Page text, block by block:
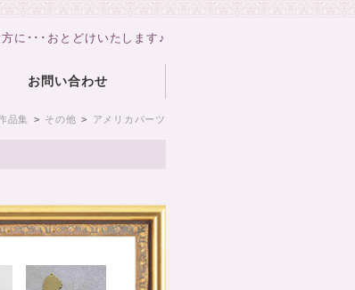
に･･･おとどけいたします♪
お問い合わせ
品集 > その他 > アメリカパーツ